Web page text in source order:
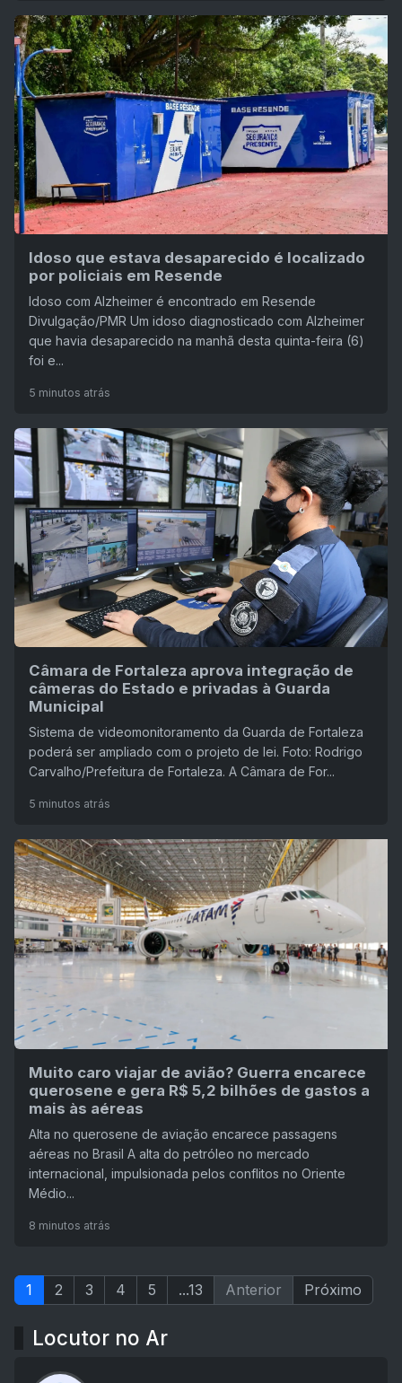
Idoso que estava desaparecido é localizado
por policiais em Resende
Idoso com Alzheimer é encontrado em Resende
Divulgação/PMR Um idoso diagnosticado com Alzheimer
que havia desaparecido na manhã desta quinta-feira (6)
foi e...
5 minutos atrás
Câmara de Fortaleza aprova integração de
câmeras do Estado e privadas à Guarda
Municipal
Sistema de videomonitoramento da Guarda de Fortaleza
poderá ser ampliado com o projeto de lei. Foto: Rodrigo
Carvalho/Prefeitura de Fortaleza. A Câmara de For...
5 minutos atrás
Muito caro viajar de avião? Guerra encarece
querosene e gera R$ 5,2 bilhões de gastos a
mais às aéreas
Alta no querosene de aviação encarece passagens
aéreas no Brasil A alta do petróleo no mercado
internacional, impulsionada pelos conflitos no Oriente
Médio...
8 minutos atrás
1 2 3 4 5 ...13 Anterior Próximo
Locutor no Ar